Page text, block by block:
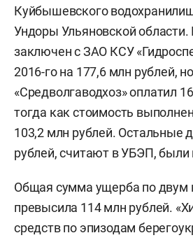
Куйбышевского
Ундоры Ульяновской
заключен с ЗАО КСУ
2016-го на 177,6 млн рублей,
«Средволгаводхоз» оплатил
тогда как стоимость
103,2 млн рублей. Остальные
рублей, считают в УБЭП, были
Общая сумма ущерба по двум
превысила 114 млн рублей.
средств по эпизодам